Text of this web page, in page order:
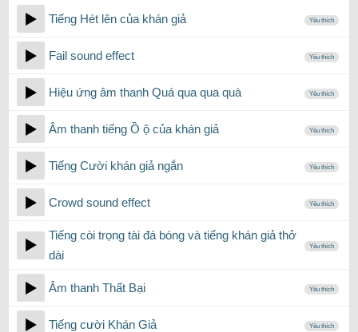
Tiếng Hét lên của khán giả Yêu thích
Fail sound effect Yêu thích
Hiệu ứng âm thanh Quá qua qua quà Yêu thích
Âm thanh tiếng Ồ ộ của khán giả Yêu thích
Tiếng Cười khán giả ngắn Yêu thích
Crowd sound effect Yêu thích
Tiếng còi trọng tài đá bóng và tiếng khán giả thở
dài
Yêu thích
Âm thanh Thất Bại Yêu thích
Tiếng cười Khán Giả Yêu thích